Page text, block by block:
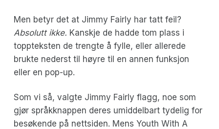
Men betyr det at Jimmy Fairly har tatt feil?
Absolutt ikke. Kanskje de hadde tom plass i
toppteksten de trengte å fylle, eller allerede
brukte nederst til høyre til en annen funksjon
eller en pop-up.
Som vi så, valgte Jimmy Fairly flagg, noe som
gjør språkknappen deres umiddelbart tydelig for
besøkende på nettsiden. Mens Youth With A